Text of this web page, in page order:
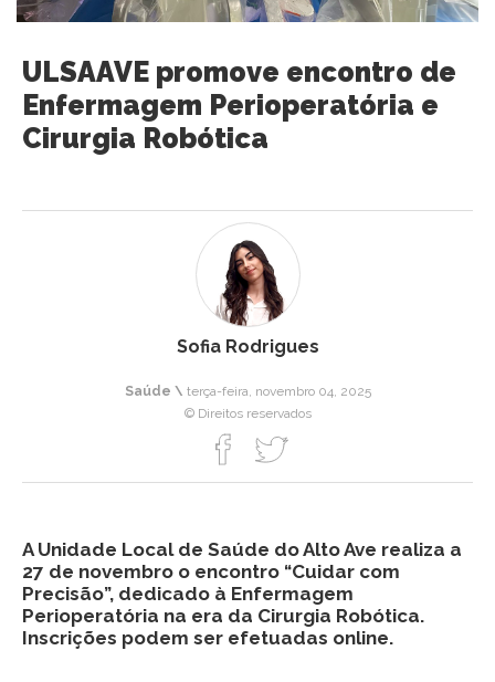
ULSAAVE promove encontro de
Enfermagem Perioperatória e
Cirurgia Robótica
Sofia Rodrigues
Saúde \ terça-feira, novembro 04, 2025
© Direitos reservados
A Unidade Local de Saúde do Alto Ave realiza a
27 de novembro o encontro “Cuidar com
Precisão”, dedicado à Enfermagem
Perioperatória na era da Cirurgia Robótica.
Inscrições podem ser efetuadas online.